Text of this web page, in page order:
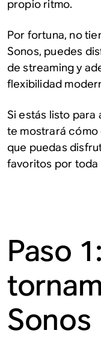
propio ritmo.
Por fortuna, no
Sonos, puedes
de streaming y
flexibilidad
Si estás listo
te mostrará cómo
que puedas
favoritos por toda
Paso
Sonos